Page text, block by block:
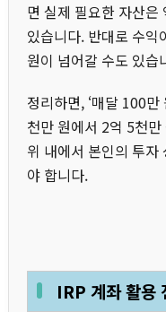
면 실제 필요한 자산
있습니다. 반대로 수익
원이 넘어갈 수도 있습
정리하면, ‘매달 100
천만 원에서 2억 5천
위 내에서 본인의 투자
야 합니다.
IRP 계좌 활용